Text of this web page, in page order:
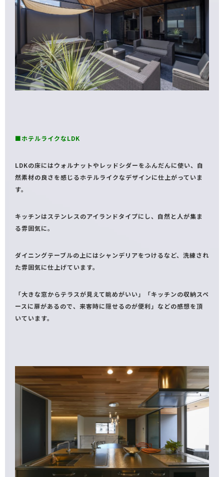
■ホテルライクなLDK
LDKの床にはウォルナットやレッドシダーをふんだんに使い、自
然素材の良さを感じるホテルライクなデザインに仕上がっていま
す。
キッチンはステンレスのアイランドタイプにし、自然と人が集ま
る雰囲気に。
ダイニングテーブルの上にはシャンデリアをつけるなど、洗練され
た雰囲気に仕上げています。
「大きな窓からテラスが見えて眺めがいい」「キッチンの収納スペ
ースに扉があるので、来客時に隠せるのが便利」などの感想を頂
いています。